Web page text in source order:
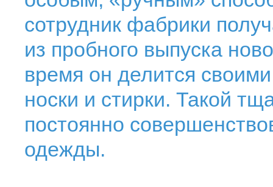
сотрудник фабрики
из пробного выпуска
время он делится
носки и стирки. Такой
постоянно
одежды.